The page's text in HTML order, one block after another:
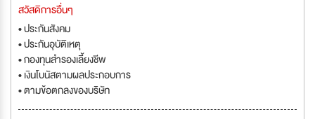
สวัสดิการอื่นๆ
• ประกันสังคม
• ประกันอุบัติเหตุ
• กองทุนสำรองเลี้ยงชีพ
• เงินโบนัสตามผลประกอบการ
• ตามข้อตกลงของบริษัท